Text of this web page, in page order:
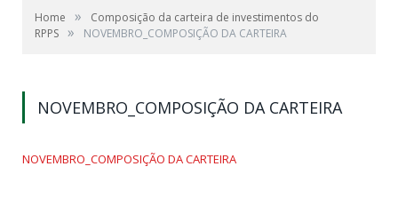
Home »
Composição da carteira de investimentos do
RPPS » NOVEMBRO_COMPOSIÇÃO DA CARTEIRA
NOVEMBRO_COMPOSIÇÃO DA CARTEIRA
NOVEMBRO_COMPOSIÇÃO DA CARTEIRA